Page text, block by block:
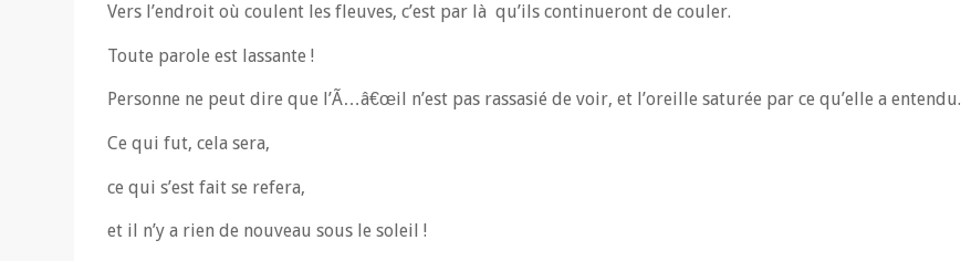
Vers l’endroit où coulent les fleuves, c’est par là qu’ils continueront de couler.
Toute parole est lassante !
Personne ne peut dire que l’Ã…â€œil n’est pas rassasié de voir, et l’oreille saturée par ce qu’elle a entendu.
Ce qui fut, cela sera,
ce qui s’est fait se refera,
et il n’y a rien de nouveau sous le soleil !